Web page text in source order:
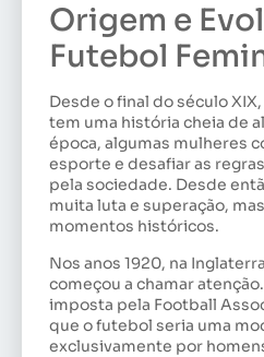
Origem e
Futebol
Desde o final do século
tem uma história cheia de
época, algumas mulheres
esporte e desafiar as
pela sociedade. Desde
muita luta e superação,
momentos históricos.
Nos anos 1920, na
começou a chamar
imposta pela Football
que o futebol seria uma
exclusivamente por